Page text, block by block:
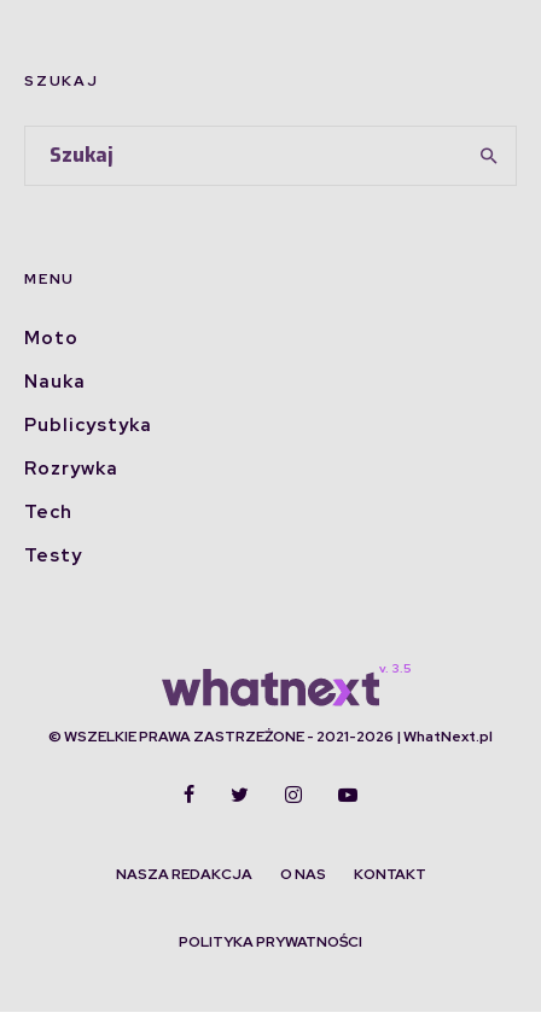
SZUKAJ
MENU
Moto
Nauka
Publicystyka
Rozrywka
Tech
Testy
© WSZELKIE PRAWA ZASTRZEŻONE - 2021-2026 | WhatNext.pl
NASZA REDAKCJA O NAS KONTAKT
POLITYKA PRYWATNOŚCI